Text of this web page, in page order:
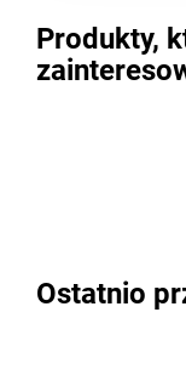
Produkty,
Ostatnio